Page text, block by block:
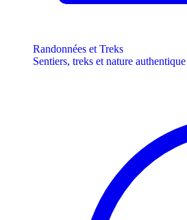
Randonnées et Treks
Sentiers, treks et nature authentique